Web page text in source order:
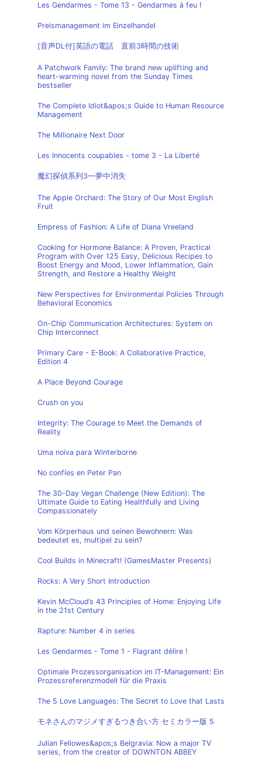
Les Gendarmes - Tome 13 - Gendarmes à feu !
Preismanagement im Einzelhandel
[音声DL付]英語の電話 直前3時間の技術
A Patchwork Family: The brand new uplifting and
heart-warming novel from the Sunday Times
bestseller
The Complete Idiot&apos;s Guide to Human Resource
Management
The Millionaire Next Door
Les Innocents coupables - tome 3 - La Liberté
魔幻探偵系列3—夢中消失
The Apple Orchard: The Story of Our Most English
Fruit
Empress of Fashion: A Life of Diana Vreeland
Cooking for Hormone Balance: A Proven, Practical
Program with Over 125 Easy, Delicious Recipes to
Boost Energy and Mood, Lower Inflammation, Gain
Strength, and Restore a Healthy Weight
New Perspectives for Environmental Policies Through
Behavioral Economics
On-Chip Communication Architectures: System on
Chip Interconnect
Primary Care - E-Book: A Collaborative Practice,
Edition 4
A Place Beyond Courage
Crush on you
Integrity: The Courage to Meet the Demands of
Reality
Uma noiva para Winterborne
No confíes en Peter Pan
The 30-Day Vegan Challenge (New Edition): The
Ultimate Guide to Eating Healthfully and Living
Compassionately
Vom Körperhaus und seinen Bewohnern: Was
bedeutet es, multipel zu sein?
Cool Builds in Minecraft! (GamesMaster Presents)
Rocks: A Very Short Introduction
Kevin McCloud’s 43 Principles of Home: Enjoying Life
in the 21st Century
Rapture: Number 4 in series
Les Gendarmes - Tome 1 - Flagrant délire !
Optimale Prozessorganisation im IT-Management: Ein
Prozessreferenzmodell für die Praxis
The 5 Love Languages: The Secret to Love that Lasts
モネさんのマジメすぎるつき合い方 セミカラー版 5
Julian Fellowes&apos;s Belgravia: Now a major TV
series, from the creator of DOWNTON ABBEY